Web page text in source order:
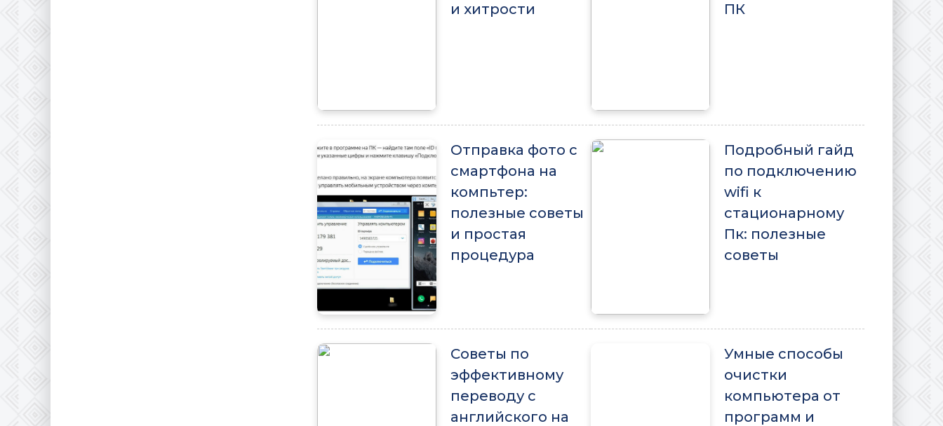
и хитрости
ПК
Отправка фото с
смартфона на
компьтер:
полезные советы
и простая
процедура
Подробный гайд
по подключению
wifi к
стационарному
Пк: полезные
советы
Советы по
эффективному
переводу с
английского на
Умные способы
очистки
компьютера от
программ и